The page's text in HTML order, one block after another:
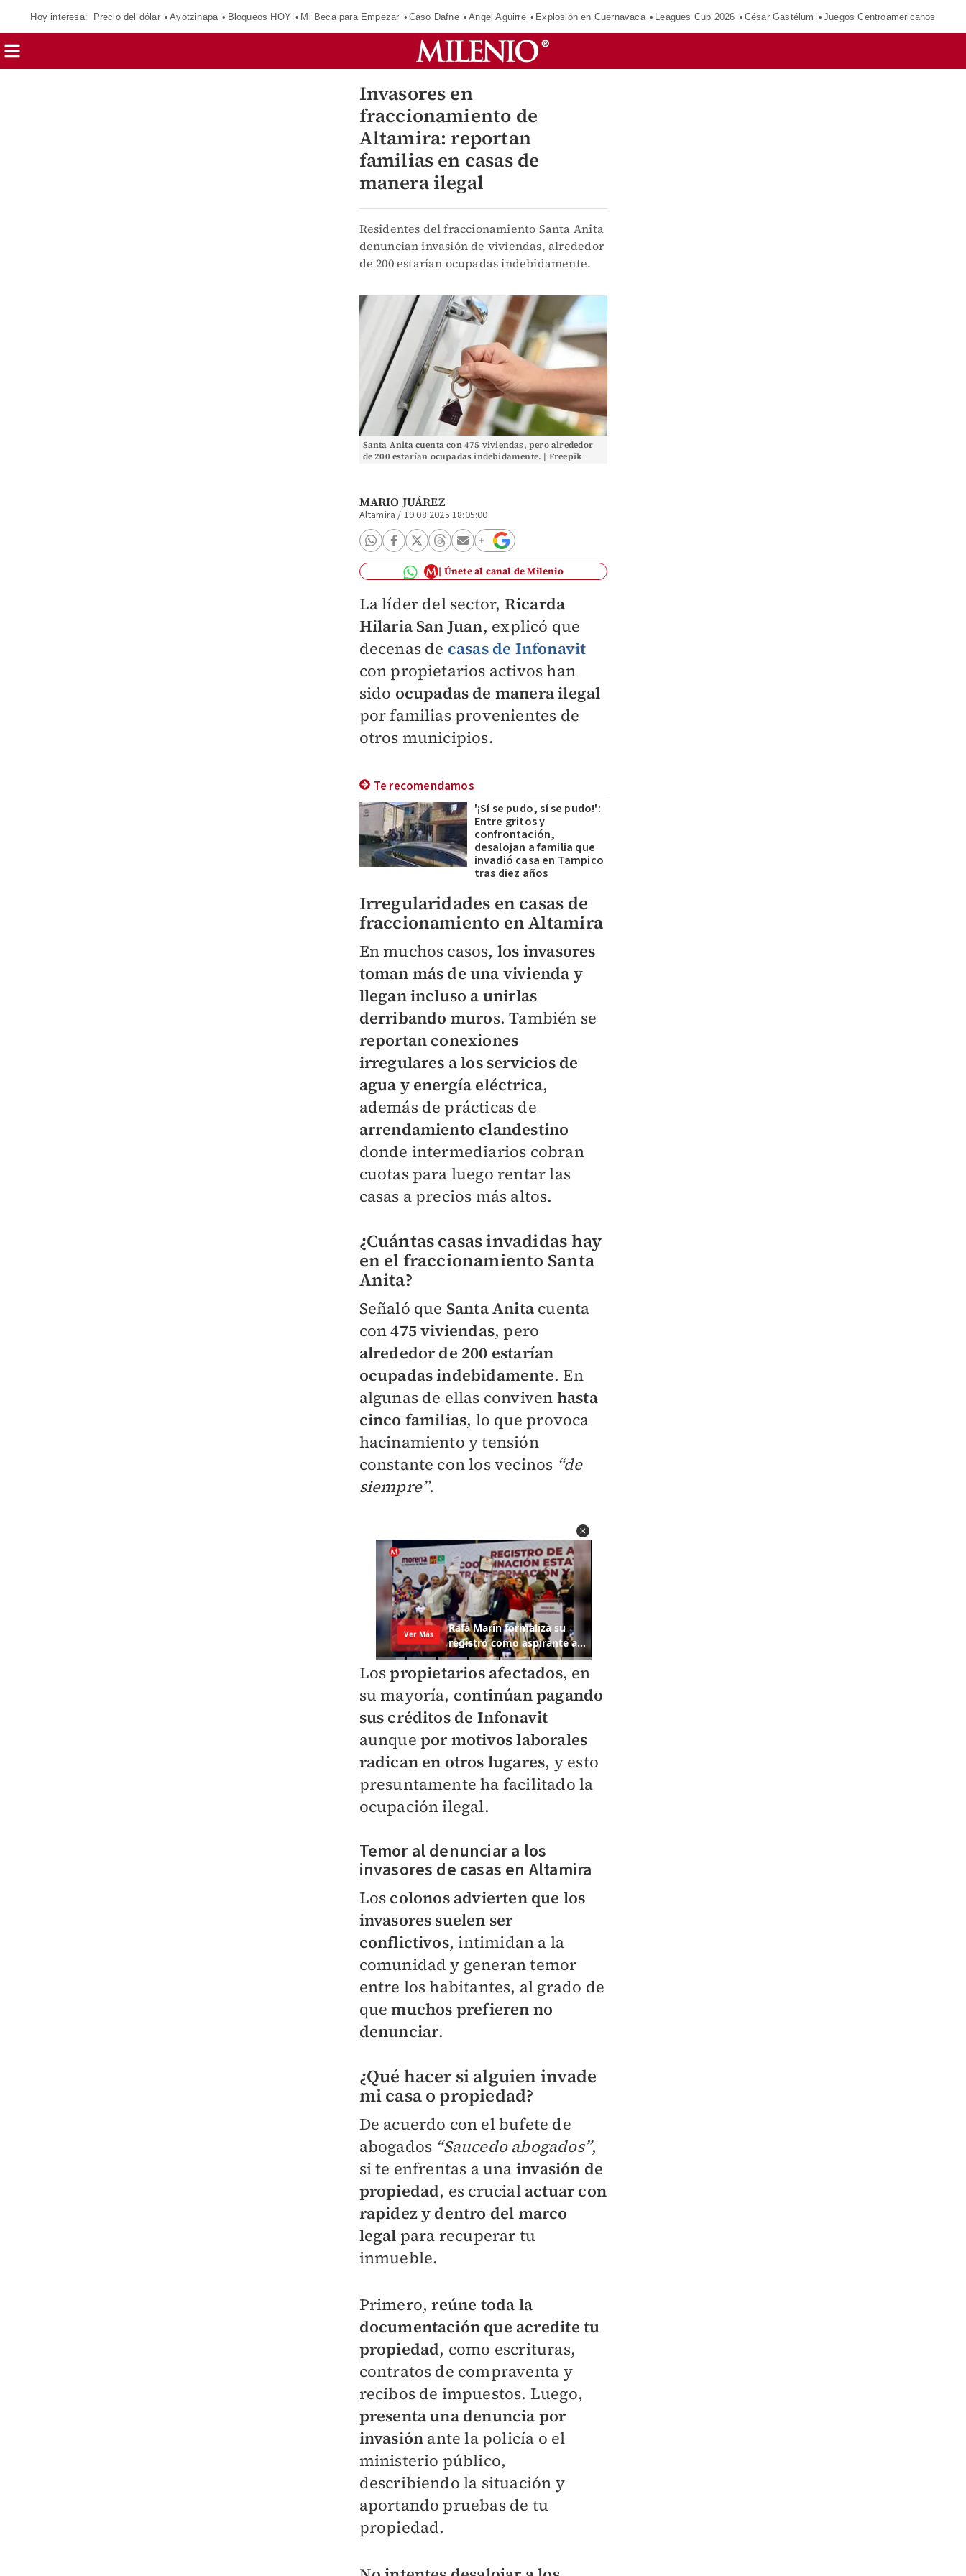
Hoy interesa: Precio del dólar Ayotzinapa Bloqueos HOY Mi Beca para Empezar Caso Dafne Ángel Aguirre Explosión en Cuernavaca Leagues Cup 2026 César Gastélum Juegos Centroamericanos
Invasores en
fraccionamiento de
Altamira: reportan
familias en casas de
manera ilegal
Residentes del fraccionamiento Santa Anita
denuncian invasión de viviendas, alrededor
de 200 estarían ocupadas indebidamente.
Santa Anita cuenta con 475 viviendas, pero alrededor
de 200 estarían ocupadas indebidamente. | Freepik
MARIO JUÁREZ
Altamira / 19.08.2025 18:05:00
Únete al canal de Milenio
La líder del sector, Ricarda
Hilaria San Juan, explicó que
decenas de casas de Infonavit
con propietarios activos han
sido ocupadas de manera ilegal
por familias provenientes de
otros municipios.
Te recomendamos
'¡Sí se pudo, sí se pudo!':
Entre gritos y
confrontación,
desalojan a familia que
invadió casa en Tampico
tras diez años
Irregularidades en casas de
fraccionamiento en Altamira
En muchos casos, los invasores
toman más de una vivienda y
llegan incluso a unirlas
derribando muros. También se
reportan conexiones
irregulares a los servicios de
agua y energía eléctrica,
además de prácticas de
arrendamiento clandestino
donde intermediarios cobran
cuotas para luego rentar las
casas a precios más altos.
¿Cuántas casas invadidas hay
en el fraccionamiento Santa
Anita?
Señaló que Santa Anitacuenta
con475 viviendas, pero
alrededor de 200 estarían
ocupadas indebidamente. En
algunas de ellas conviven hasta
cinco familias, lo que provoca
hacinamiento y tensión
constante con los vecinos “de
siempre”.
Lospropietarios afectados, en
su mayoría, continúan pagando
sus créditos de Infonavit
aunque por motivos laborales
radican en otros lugares, y esto
presuntamente ha facilitado la
ocupación ilegal.
Temor al denunciar a los
invasores de casas en Altamira
Los colonos advierten que los
invasores suelen ser
conflictivos, intimidan a la
comunidad y generan temor
entre los habitantes, al grado de
quemuchos prefieren no
denunciar.
¿Qué hacer si alguien invade
mi casa o propiedad?
De acuerdo con el bufete de
abogados “Saucedo abogados”,
si te enfrentas a una invasión de
propiedad, es crucialactuar con
rapidez y dentro del marco
legal para recuperar tu
inmueble.
Primero, reúne toda la
documentación que acredite tu
propiedad, como escrituras,
contratos de compraventa y
recibos de impuestos. Luego,
presenta una denuncia por
invasión ante la policía o el
ministerio público,
describiendo la situación y
aportando pruebas de tu
propiedad.